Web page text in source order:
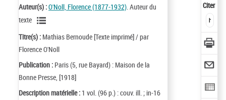
Auteur(s) :O'Noll, Florence (1877-1932). Auteur du
texte
Titre(s) : Mathias Bernoude [Texte imprimé] / par
Florence O'Noll
Publication : Paris (5, rue Bayard) : Maison de la
Bonne Presse, [1918]
Description matérielle : 1 vol. (96 p.) : couv. ill. ; in-16
Citer